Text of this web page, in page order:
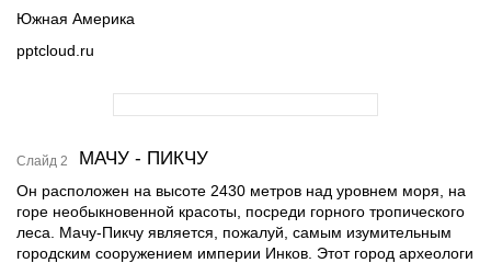
Южная Америка
pptcloud.ru
Слайд 2 МАЧУ - ПИКЧУ
Он расположен на высоте 2430 метров над уровнем моря, на
горе необыкновенной красоты, посреди горного тропического
леса. Мачу-Пикчу является, пожалуй, самым изумительным
городским сооружением империи Инков. Этот город археологи